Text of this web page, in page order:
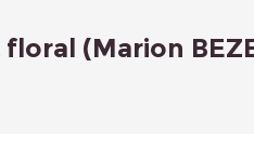
(Marion